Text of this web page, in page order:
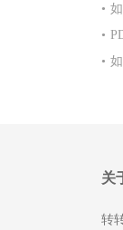
•
•
•
关
转